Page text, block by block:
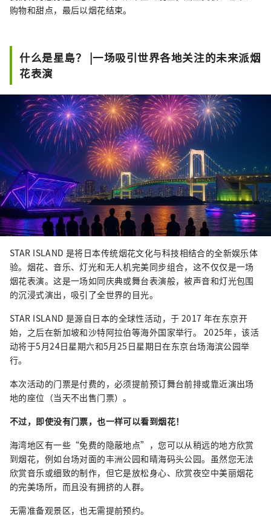
购物和甜点，最后以烟花结束。
什么是星島？ |一场吸引世界各地关注的未来派烟
花表演
STAR ISLAND 是将日本传统烟花文化与科技相结合的全新娱乐体
验。烟花、音乐、灯光和无人机完美同步组合，这不仅仅是一场
烟花表演。这是一场如同庆典或舞台表演般，被声音和灯光包围
的沉浸式演出，吸引了全世界的目光。
STAR ISLAND 是源自日本的全球性活动，于 2017 年在东京开
始，之后在新加坡和沙特阿拉伯等海外国家举行。 2025年，该活
动将于5月24日星期六和5月25日星期日在东京台场海滨公园举
行。
本次活动的门票是付费的，必须提前预订舞台前排或靠近演出场
地的座位（当天不出售门票）。
不过，即使没有门票，也一样可以看到烟花！
海湾地区有一些“免费的隐蔽地点”，您可以从稍远的地方欣赏
到烟花，例如台场对面的丰洲公园和晴海码头公园。虽然您无法
欣赏音乐或细致的制作，但它是放松身心、欣赏夜空中美丽烟花
的完美场所，而且没有拥挤的人群。
无需准备观景区，也无需提前预约。